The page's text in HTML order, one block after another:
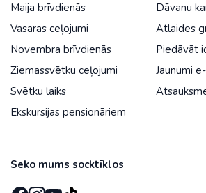
Maija brīvdienās
Vasaras ceļojumi
Novembra brīvdienās
Ziemassvētku ceļojumi
Svētku laiks
Ekskursijas pensionāriem
Dāvanu
Atlaides
Piedāvāt
Jaunumi
Seko mums socktīklos